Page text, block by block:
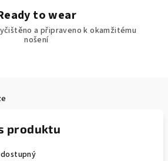
to wear
a připraveno k okamžitému
nošení
produktu